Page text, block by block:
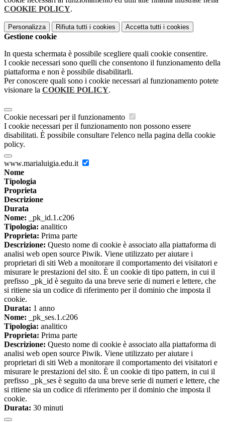
COOKIE POLICY.
Personalizza Rifiuta tutti i cookies Accetta tutti i cookies
Gestione cookie
In questa schermata è possibile scegliere quali cookie consentire.
I cookie necessari sono quelli che consentono il funzionamento della
piattaforma e non è possibile disabilitarli.
Per conoscere quali sono i cookie necessari al funzionamento potete
visionare la COOKIE POLICY.
Cookie necessari per il funzionamento
I cookie necessari per il funzionamento non possono essere
disabilitati. È possibile consultare l'elenco nella pagina della cookie
policy.
www.marialuigia.edu.it
Nome
Tipologia
Proprieta
Descrizione
Durata
Nome: _pk_id.1.c206
Tipologia: analitico
Proprieta: Prima parte
Descrizione: Questo nome di cookie è associato alla piattaforma di
analisi web open source Piwik. Viene utilizzato per aiutare i
proprietari di siti Web a monitorare il comportamento dei visitatori e
misurare le prestazioni del sito. È un cookie di tipo pattern, in cui il
prefisso _pk_id è seguito da una breve serie di numeri e lettere, che
si ritiene sia un codice di riferimento per il dominio che imposta il
cookie.
Durata: 1 anno
Nome: _pk_ses.1.c206
Tipologia: analitico
Proprieta: Prima parte
Descrizione: Questo nome di cookie è associato alla piattaforma di
analisi web open source Piwik. Viene utilizzato per aiutare i
proprietari di siti Web a monitorare il comportamento dei visitatori e
misurare le prestazioni del sito. È un cookie di tipo pattern, in cui il
prefisso _pk_ses è seguito da una breve serie di numeri e lettere, che
si ritiene sia un codice di riferimento per il dominio che imposta il
cookie.
Durata: 30 minuti